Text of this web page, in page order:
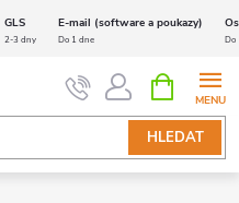
GLS E-mail (software a poukazy)
2-3 dny Do 1 dne Do
HLEDAT
NÁKUPNÍ
KOŠÍK